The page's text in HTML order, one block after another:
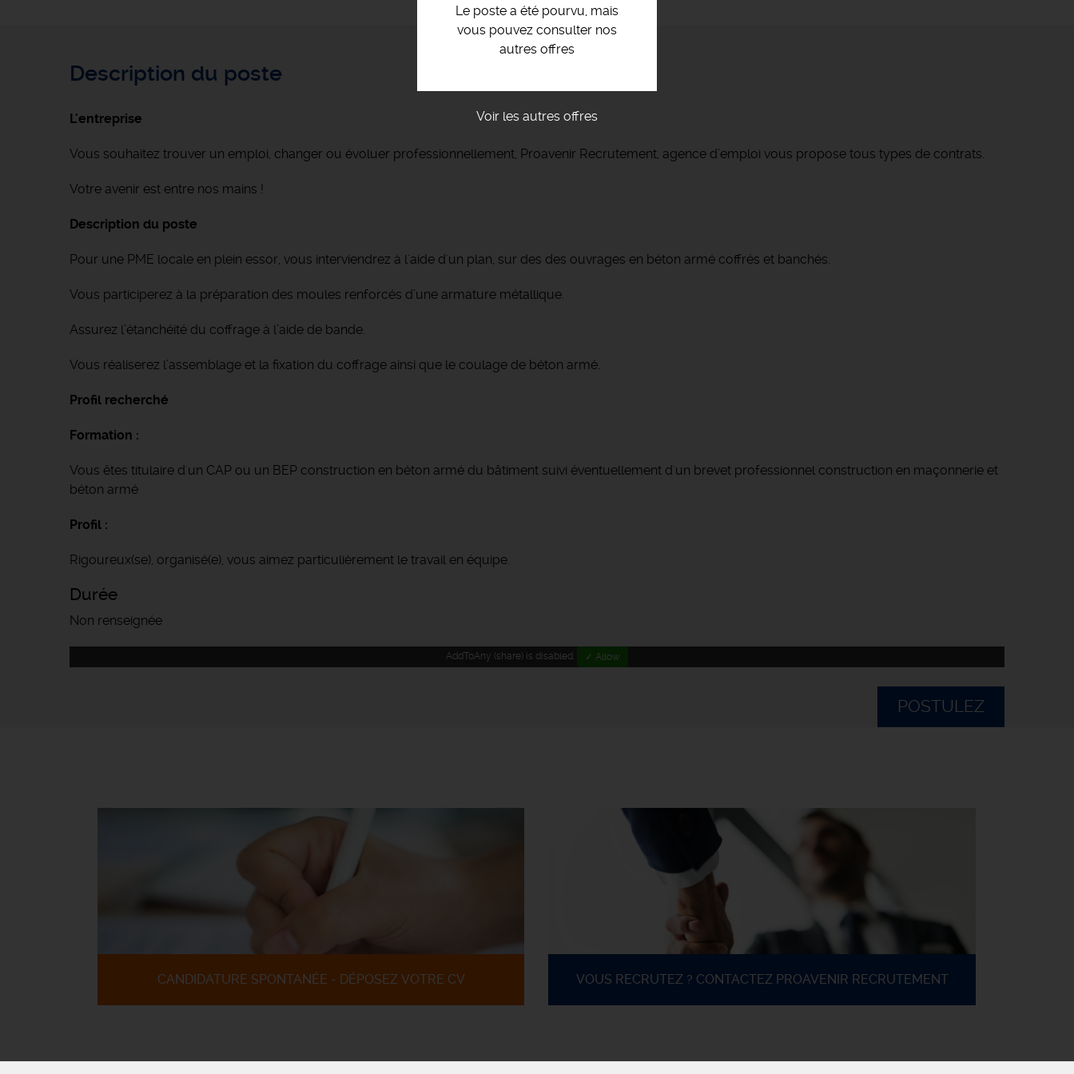
Le poste a été pourvu, mais
vous pouvez consulter nos
autres offres
Voir les autres offres
Description du poste
L'entreprise
Vous souhaitez trouver un emploi, changer ou évoluer professionnellement, Proavenir Recrutement, agence d’emploi vous propose tous types de contrats.
Votre avenir est entre nos mains !
Description du poste
Pour une PME locale en plein essor, vous interviendrez à l'aide d'un plan, sur des des ouvrages en béton armé coffrés et banchés.
Vous participerez à la préparation des moules renforcés d’une armature métallique.
Assurez l’étanchéité du coffrage à l’aide de bande.
Vous réaliserez l’assemblage et la fixation du coffrage ainsi que le coulage de béton armé.
Profil recherché
Formation :
Vous êtes titulaire d'un CAP ou un BEP construction en béton armé du bâtiment suivi éventuellement d'un brevet professionnel construction en maçonnerie et
béton armé
Profil :
Rigoureux(se), organisé(e), vous aimez particulièrement le travail en équipe.
Durée
Non renseignée
AddToAny (share) is disabled. ✓ Allow
POSTULEZ
CANDIDATURE SPONTANÉE - DÉPOSEZ VOTRE CV VOUS RECRUTEZ ? CONTACTEZ PROAVENIR RECRUTEMENT